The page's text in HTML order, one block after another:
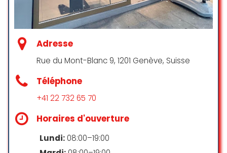
Merci Madame ! Meilleur taux de
change de Genève ! J’ai comparé
partout ailleurs et j’ai pas vu mieux
qu’ici.
Tifamico
Service déplorable, la personne qui
m’a servie n’était pas à l’écoute,
elle manquait d’intérêt par rapport
Adresse
Rue du Mont-Blanc 9, 1201 Genève, Suisse
Téléphone
+41 22 732 65 70
Horaires d'ouverture
Lundi: 08:00–19:00